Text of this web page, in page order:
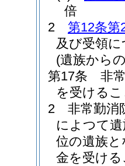
倍
2
第12条第
及び受領
(遺族から
第17条
非
を受ける
2
非常勤消
によつて
位の遺族
金を受け